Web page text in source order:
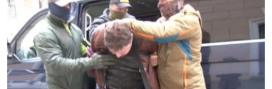
ВСЕ ЗА ДЕНЬ
СПЕЦПРОЕКТИ
ДЕПОРТАЦІЯ
ВІДЕОУРОКИ «ELIFBE»
ЯК ОБІЙТИ БЛОКУВАННЯ
Русский